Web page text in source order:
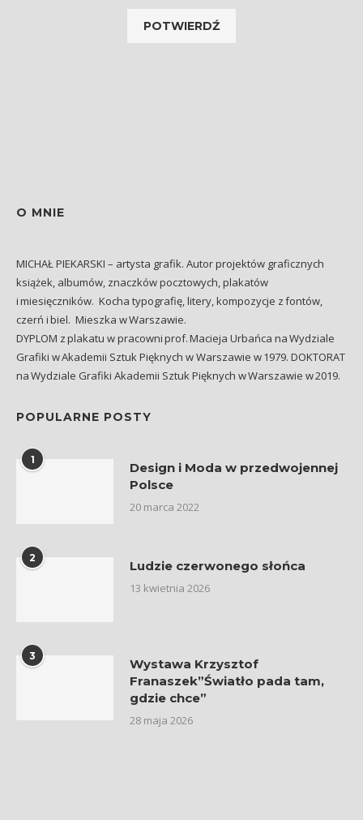
O MNIE
MICHAŁ PIEKARSKI – artysta grafik. Autor projektów graficznych
książek, albumów, znaczków pocztowych, plakatów
i miesięczników. Kocha typografię, litery, kompozycje z fontów,
czerń i biel. Mieszka w Warszawie.
DYPLOM z plakatu w pracowni prof. Macieja Urbańca na Wydziale
Grafiki w Akademii Sztuk Pięknych w Warszawie w 1979. DOKTORAT
na Wydziale Grafiki Akademii Sztuk Pięknych w Warszawie w 2019.
POPULARNE POSTY
1
Design i Moda w przedwojennej
Polsce
20 marca 2022
2 Ludzie czerwonego słońca
13 kwietnia 2026
3
Wystawa Krzysztof
Franaszek”Światło pada tam,
gdzie chce”
28 maja 2026